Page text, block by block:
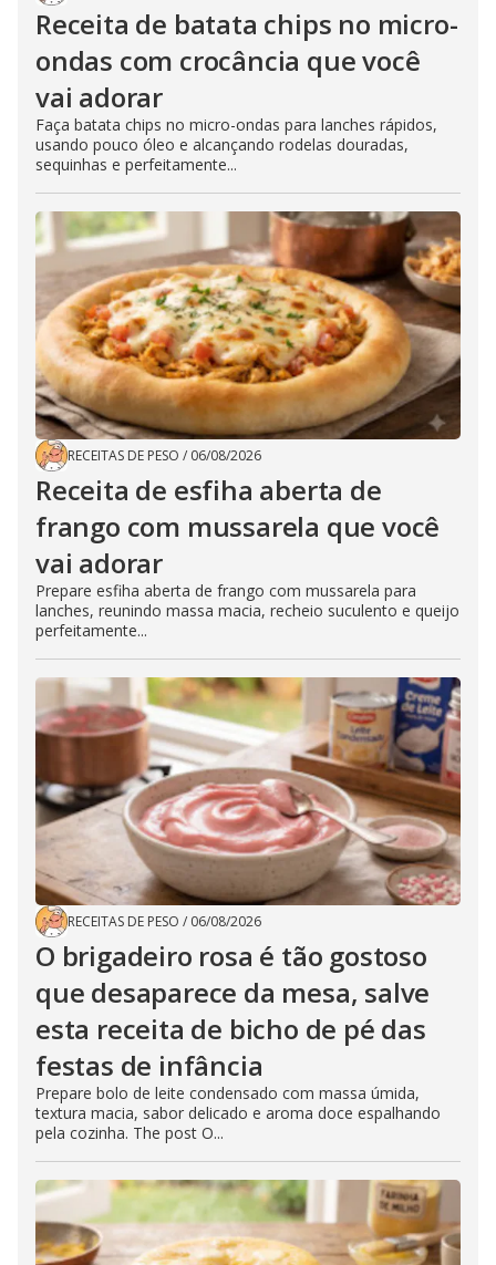
Receita de batata chips no micro-
ondas com crocância que você
vai adorar
Faça batata chips no micro-ondas para lanches rápidos,
usando pouco óleo e alcançando rodelas douradas,
sequinhas e perfeitamente...
RECEITAS DE PESO / 06/08/2026
Receita de esfiha aberta de
frango com mussarela que você
vai adorar
Prepare esfiha aberta de frango com mussarela para
lanches, reunindo massa macia, recheio suculento e queijo
perfeitamente...
RECEITAS DE PESO / 06/08/2026
O brigadeiro rosa é tão gostoso
que desaparece da mesa, salve
esta receita de bicho de pé das
festas de infância
Prepare bolo de leite condensado com massa úmida,
textura macia, sabor delicado e aroma doce espalhando
pela cozinha. The post O...